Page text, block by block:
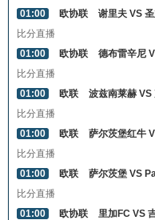
01:00
欧协联
谢里夫 VS
比分直播
01:00
欧协联
德布雷辛尼
比分直播
01:00
欧联
波兹南莱赫 VS
比分直播
01:00
欧联
萨尔茨堡红牛
比分直播
01:00
欧联
萨尔茨堡 VS
比分直播
01:00
欧协联
里加FC VS